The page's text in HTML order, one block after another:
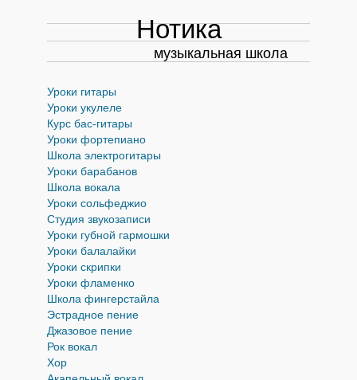
Нотика
музыкальная школа
Уроки гитары
Уроки укулеле
Курс бас-гитары
Уроки фортепиано
Школа электрогитары
Уроки барабанов
Школа вокала
Уроки cольфеджио
Студия звукозаписи
Уроки губной гармошки
Уроки балалайки
Уроки скрипки
Уроки фламенко
Школа фингерстайла
Эстрадное пение
Джазовое пение
Рок вокал
Хор